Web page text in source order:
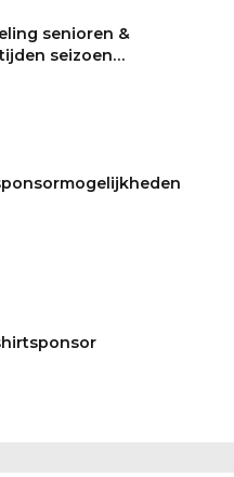
senioren &
seizoen